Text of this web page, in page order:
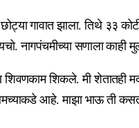
छोट्या गावात झाला. तिथे
नागपंचमीच्या सणाला काही
शिकले. मी शेतातही
आहे. माझा भाऊ ती